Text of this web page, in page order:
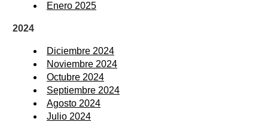
Enero 2025
2024
Diciembre 2024
Noviembre 2024
Octubre 2024
Septiembre 2024
Agosto 2024
Julio 2024